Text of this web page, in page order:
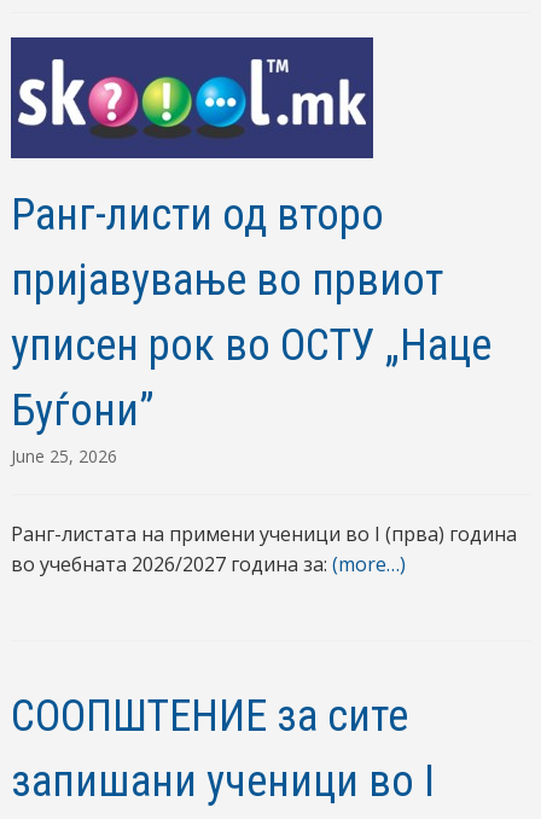
Ранг-листи од второ
пријавување во првиот
уписен рок во ОСТУ „Наце
Буѓони”
June 25, 2026
Ранг-листата на примени ученици во I (прва) година
во учебната 2026/2027 година за: (more…)
СООПШТЕНИЕ за сите
запишани ученици во I